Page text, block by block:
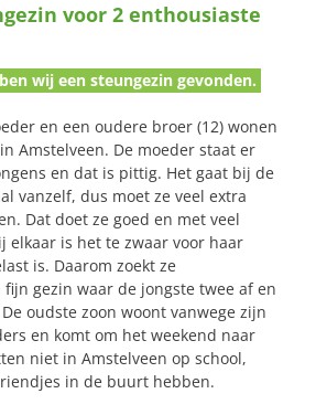
voor 2 enthousiaste
wij een steungezin gevonden.
en een oudere broer (12) wonen
Amstelveen. De moeder staat er
en dat is pittig. Het gaat bij de
vanzelf, dus moet ze veel extra
Dat doet ze goed en met veel
elkaar is het te zwaar voor haar
is. Daarom zoekt ze
gezin waar de jongste twee af en
oudste zoon woont vanwege zijn
en komt om het weekend naar
niet in Amstelveen op school,
in de buurt hebben.